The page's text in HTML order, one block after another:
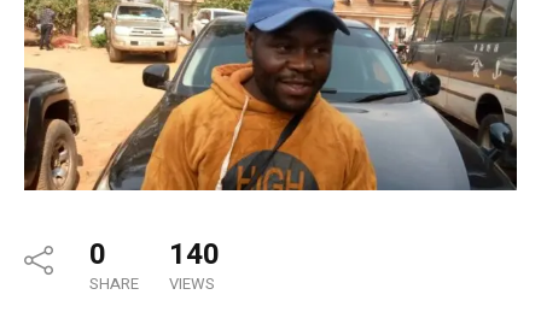
0
SHARE
140
VIEWS